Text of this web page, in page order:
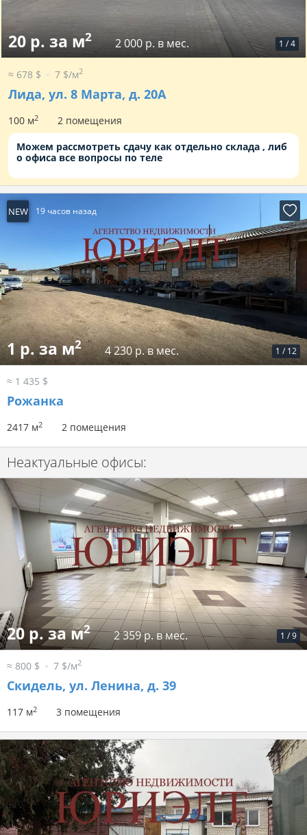
1 /4
20 р. за м2 2 000 р. в мес.
≈ 678 $ 7 $/м2
Лида, ул. 8 Марта, д. 20А
100 м2
2 помещения
Можем рассмотреть сдачу как отдельно склада , либ
о офиса все вопросы по теле
NEW 19 часов назад
1 / 12
1 р. за м2 4 230 р. в мес.
≈ 1 435 $
Рожанка
2417 м2 2 помещения
Неактуальные офисы:
1 /9
20 р. за м2 2 359 р. в мес.
≈ 800 $ 7 $/м2
Скидель, ул. Ленина, д. 39
117 м2 3 помещения